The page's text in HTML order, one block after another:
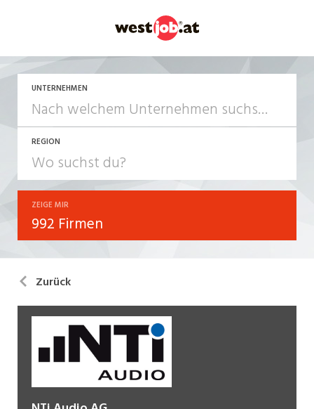
UNTERNEHMEN
REGION
ZEIGE MIR
992 Firmen
Zurück